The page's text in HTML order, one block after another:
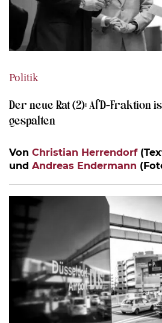
Politik
Der neue Rat (2): AfD-Fraktion
gespalten
Von Christian Herrendorf
und Andreas Endermann